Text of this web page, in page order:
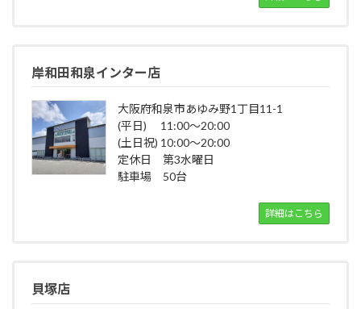
岸和田和泉インター店
大阪府和泉市あゆみ野1丁目11-1
(平日) 11:00～20:00
(土日祝) 10:00～20:00
定休日 第3水曜日
駐車場 50台
詳細はこちら
貝塚店